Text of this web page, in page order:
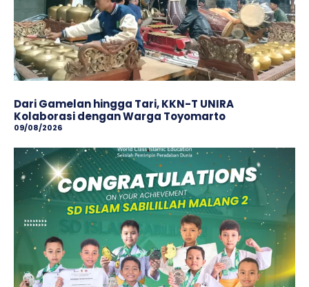
Dari Gamelan hingga Tari, KKN-T UNIRA
Kolaborasi dengan Warga Toyomarto
09/08/2026